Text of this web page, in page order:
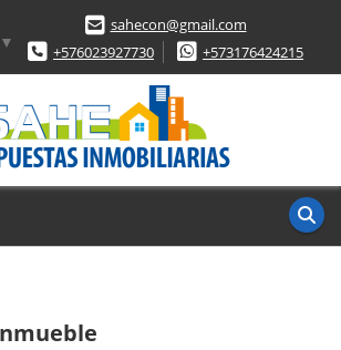
▼
sahecon@gmail.com
+576023927730
+573176424215